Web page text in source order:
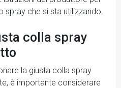
spray che si sta utilizzando.
colla spray
la giusta colla spray
è importante considerare